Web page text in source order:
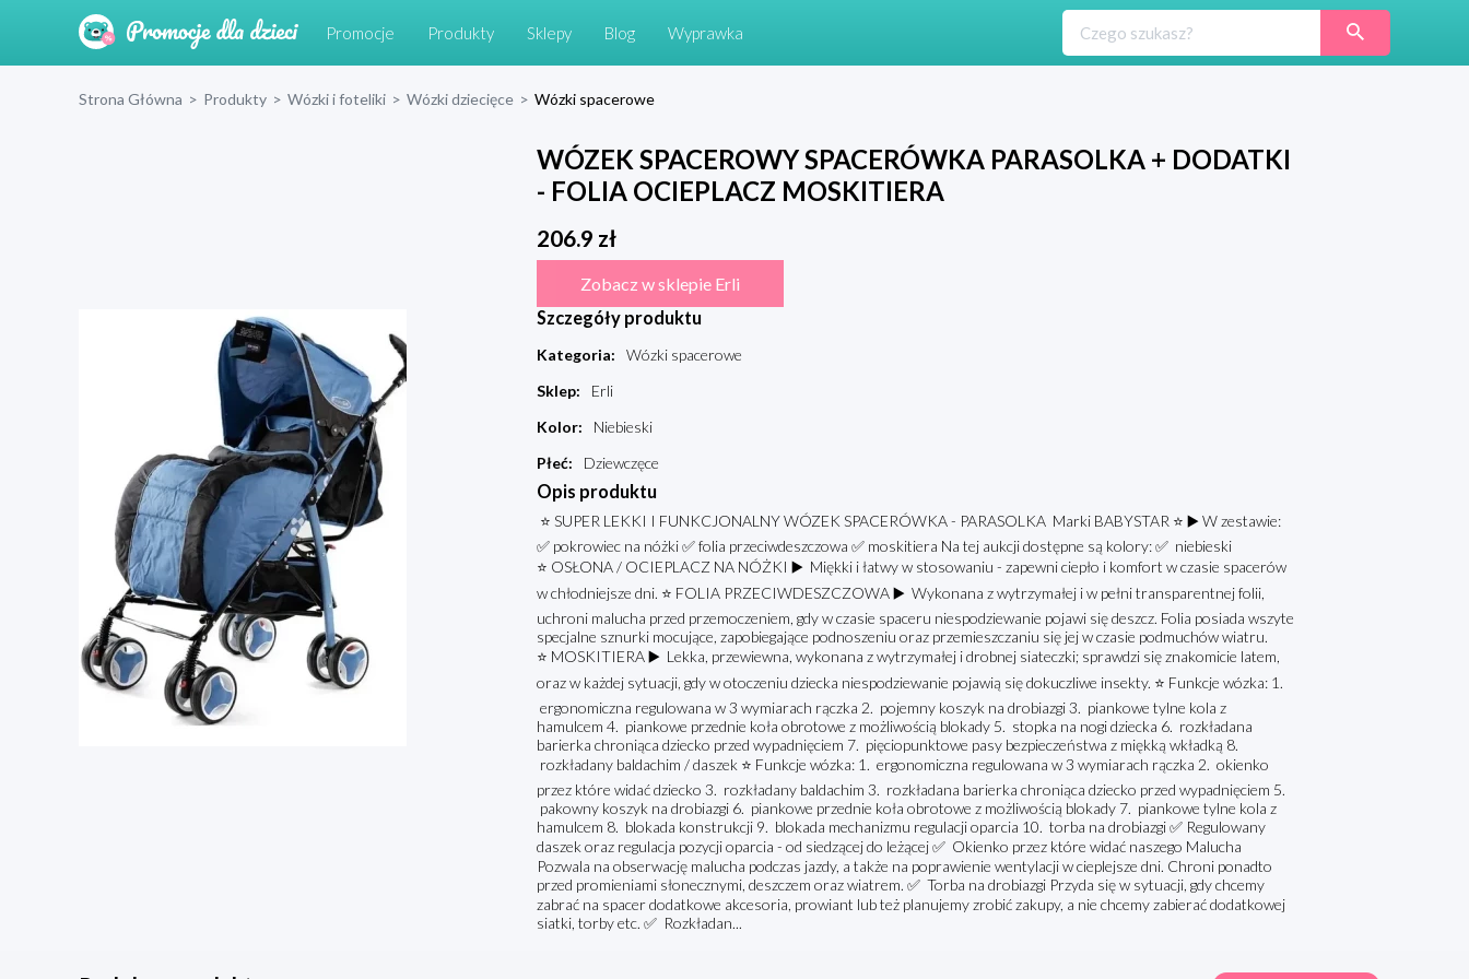
Promocje Produkty Sklepy Blog Wyprawka
Strona Główna > Produkty > Wózki i foteliki > Wózki dziecięce > Wózki spacerowe
WÓZEK SPACEROWY SPACERÓWKA PARASOLKA + DODATKI
- FOLIA OCIEPLACZ MOSKITIERA
206.9 zł
Zobacz w sklepie Erli
Szczegóły produktu
Kategoria:
Wózki spacerowe
Sklep:
Erli
Kolor:
Niebieski
Płeć: Dziewczęce
Opis produktu
⭐️ SUPER LEKKI I FUNKCJONALNY WÓZEK SPACERÓWKA - PARASOLKA Marki BABYSTAR ⭐️ ▶️ W zestawie:
✅️ pokrowiec na nóżki ✅️ folia przeciwdeszczowa ✅️ moskitiera Na tej aukcji dostępne są kolory: ✅️ niebieski
⭐️ OSŁONA / OCIEPLACZ NA NÓŻKI ▶️ Miękki i łatwy w stosowaniu - zapewni ciepło i komfort w czasie spacerów
w chłodniejsze dni. ⭐️ FOLIA PRZECIWDESZCZOWA ▶️ Wykonana z wytrzymałej i w pełni transparentnej folii,
uchroni malucha przed przemoczeniem, gdy w czasie spaceru niespodziewanie pojawi się deszcz. Folia posiada wszyte
specjalne sznurki mocujące, zapobiegające podnoszeniu oraz przemieszczaniu się jej w czasie podmuchów wiatru.
⭐️ MOSKITIERA ▶️ Lekka, przewiewna, wykonana z wytrzymałej i drobnej siateczki; sprawdzi się znakomicie latem,
oraz w każdej sytuacji, gdy w otoczeniu dziecka niespodziewanie pojawią się dokuczliwe insekty. ⭐️ Funkcje wózka: 1.
ergonomiczna regulowana w 3 wymiarach rączka 2. pojemny koszyk na drobiazgi 3. piankowe tylne kola z
hamulcem 4. piankowe przednie koła obrotowe z możliwością blokady 5. stopka na nogi dziecka 6. rozkładana
barierka chroniąca dziecko przed wypadnięciem 7. pięciopunktowe pasy bezpieczeństwa z miękką wkładką 8.
rozkładany baldachim / daszek ⭐️ Funkcje wózka: 1. ergonomiczna regulowana w 3 wymiarach rączka 2. okienko
przez które widać dziecko 3. rozkładany baldachim 3. rozkładana barierka chroniąca dziecko przed wypadnięciem 5.
pakowny koszyk na drobiazgi 6. piankowe przednie koła obrotowe z możliwością blokady 7. piankowe tylne kola z
hamulcem 8. blokada konstrukcji 9. blokada mechanizmu regulacji oparcia 10. torba na drobiazgi ✅️ Regulowany
daszek oraz regulacja pozycji oparcia - od siedzącej do leżącej ✅️ Okienko przez które widać naszego Malucha
Pozwala na obserwację malucha podczas jazdy, a także na poprawienie wentylacji w cieplejsze dni. Chroni ponadto
przed promieniami słonecznymi, deszczem oraz wiatrem. ✅️ Torba na drobiazgi Przyda się w sytuacji, gdy chcemy
zabrać na spacer dodatkowe akcesoria, prowiant lub też planujemy zrobić zakupy, a nie chcemy zabierać dodatkowej
siatki, torby etc. ✅️ Rozkładan...